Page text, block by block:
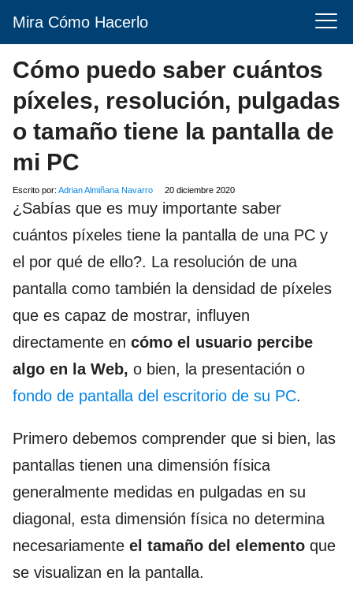
Mira Cómo Hacerlo
Cómo puedo saber cuántos
píxeles, resolución, pulgadas
o tamaño tiene la pantalla de
mi PC
Escrito por: Adrian Almiñana Navarro 20 diciembre 2020
¿Sabías que es muy importante saber
cuántos píxeles tiene la pantalla de una PC y
el por qué de ello?. La resolución de una
pantalla como también la densidad de píxeles
que es capaz de mostrar, influyen
directamente en cómo el usuario percibe
algo en la Web, o bien, la presentación o
fondo de pantalla del escritorio de su PC.
Primero debemos comprender que si bien, las
pantallas tienen una dimensión física
generalmente medidas en pulgadas en su
diagonal, esta dimensión física no determina
necesariamente el tamaño del elemento que
se visualizan en la pantalla.